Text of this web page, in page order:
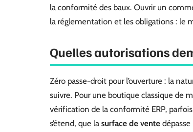
la conformité des baux. Ouvrir un
la réglementation et les obligations : le
Quelles autorisations
Zéro passe-droit pour l’ouverture : la
suivre. Pour une boutique classique de
vérification de la conformité ERP, parfois
s’étend, que la surface de vente